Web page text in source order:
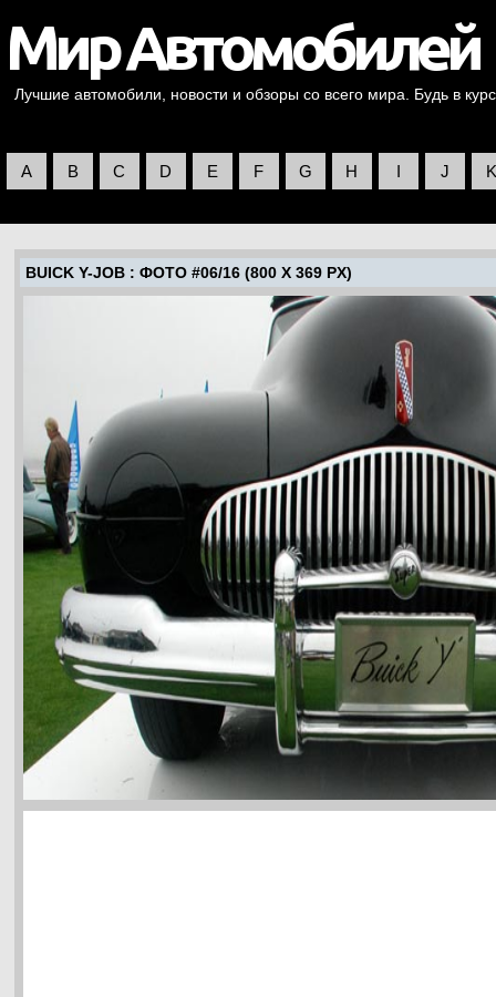
Лучшие автомобили, новости и обзоры со всего мира. Будь в
A B C D E F G H I J K
BUICK Y-JOB : ФОТО #06/16 (800 X 369 PX)